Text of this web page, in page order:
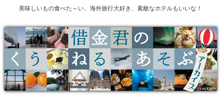
美味しいもの食べた～い、海外旅行大好き、素敵なホテルもいいな！